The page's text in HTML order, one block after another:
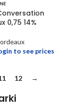
0,75 14%
to see prices
12 →